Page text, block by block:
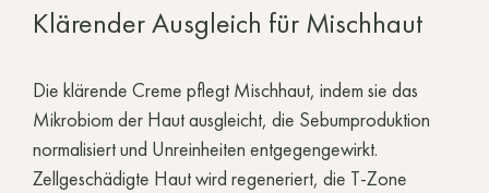
Klärender Ausgleich für Mischhaut
Die klärende Creme pflegt Mischhaut, indem sie das
Mikrobiom der Haut ausgleicht, die Sebumproduktion
normalisiert und Unreinheiten entgegengewirkt.
Zellgeschädigte Haut wird regeneriert, die T-Zone